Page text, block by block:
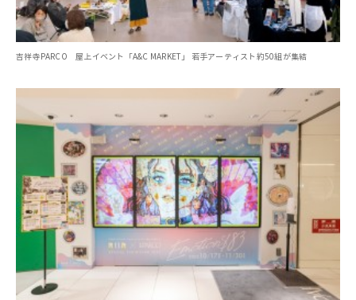
吉祥寺PARCO 屋上イベント「A&C MARKET」 若手アーティスト約50組が集結